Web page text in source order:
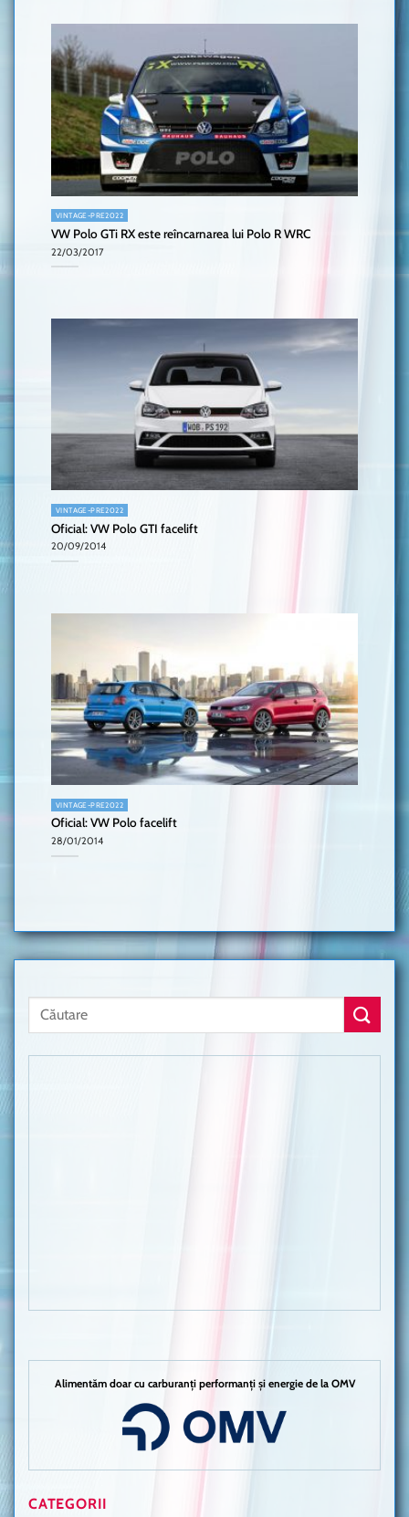
VINTAGE-PRE2022
VW Polo GTi RX este reîncarnarea lui Polo R WRC
22/03/2017
VINTAGE-PRE2022
Oficial: VW Polo GTI facelift
20/09/2014
VINTAGE-PRE2022
Oficial: VW Polo facelift
28/01/2014
Alimentăm doar cu carburanți performanți și energie de la OMV
CATEGORII